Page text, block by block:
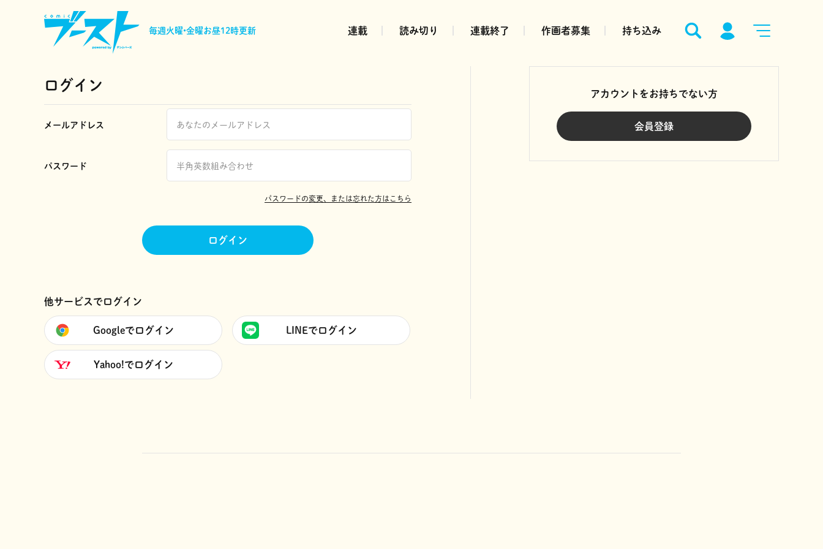
毎週火曜•金曜お昼12時更新 連載 読み切り 連載終了 作画者募集 持ち込み
ログイン
メールアドレス
パスワード
パスワードの変更、または忘れた方はこちら
ログイン
他サービスでログイン
Googleでログイン LINEでログイン
Yahoo!でログイン
アカウントをお持ちでない方
会員登録